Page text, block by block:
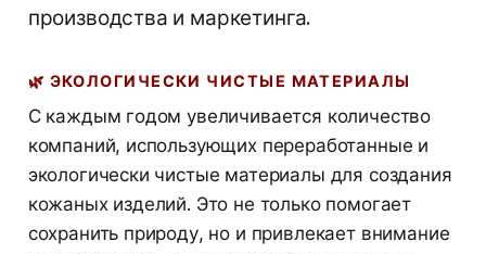
производства и маркетинга.
🌿 ЭКОЛОГИЧЕСКИ ЧИСТЫЕ МАТЕРИАЛЫ
С каждым годом увеличивается количество
компаний, использующих переработанные и
экологически чистые материалы для создания
кожаных изделий. Это не только помогает
сохранить природу, но и привлекает внимание